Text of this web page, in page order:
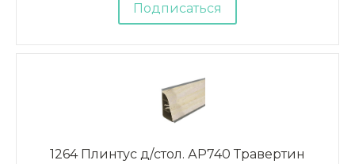
Подписаться
1264 Плинтус д/стол. АР740 Травертин